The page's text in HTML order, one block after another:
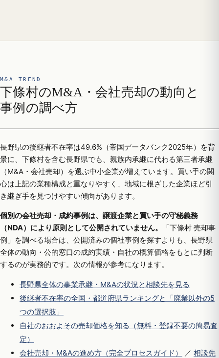
M&A TREND
下條村のM&A・会社売却の動向と
事例の調べ方
長野県の後継者不在率は49.6%（帝国データバンク2025年）を背
景に、下條村を含む長野県でも、親族内承継に代わる第三者承継
（M&A・会社売却）を選ぶ中小企業が増えています。買い手の関
心は上記の業種構成と重なりやすく、地域に根ざした企業ほど引
き継ぎ手を見つけやすい傾向があります。
個別の会社売却・成約事例は、譲渡企業と買い手の守秘義務
（NDA）により原則として公開されていません。
「下條村 売却事
例」を調べる場合は、公開済みの個社事例を探すよりも、長野県
全体の動向・公的窓口の成約実績・自社の概算価格をもとに判断
するのが実務的です。次の情報が参考になります。
長野県全体の事業承継・M&Aの状況と相談先を見る
後継者不在率の全国・都道府県ランキングと「廃業以外の5
つの選択肢」
自社のおおよその売却価格を知る（無料・登録不要の簡易査
定）
会社売却・M&Aの進め方（完全プロセスガイド）
／ 相談先